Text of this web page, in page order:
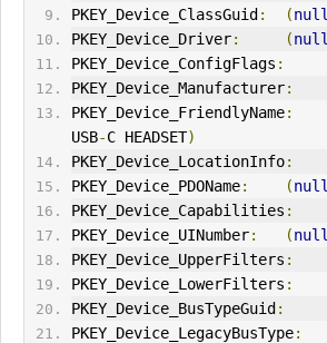
PKEY_Device_ClassGuid : (null
PKEY_Device_Driver: (null
PKEY_Device_ConfigFlags :
PKEY_Device_Manufacturer:
PKEY_Device_FriendlyName:
USB-C HEADSET)
PKEY_Device_LocationInfo:
PKEY_Device_PDOName: (null
PKEY_Device_Capabilities :
PKEY_Device_UINumber: (null
PKEY_Device_UpperFilters :
PKEY_Device_LowerFilters :
PKEY_Device_BusTypeGuid :
PKEY_Device_LegacyBusType: